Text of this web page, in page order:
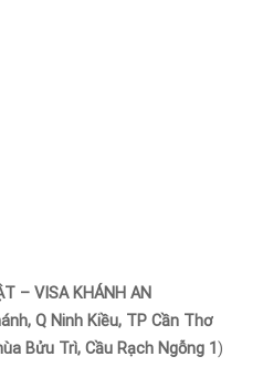
– VISA KHÁNH AN
Q Ninh Kiều, TP Cần Thơ
Cầu Rạch Ngỗng 1)